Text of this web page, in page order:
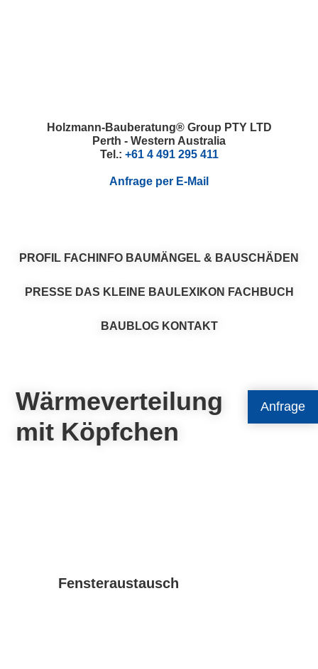
Anfrage
Holzmann-Bauberatung® Group PTY LTD
Perth - Western Australia
Tel.: +61 4 491 295 411
Anfrage per E-Mail
PROFIL FACHINFO BAUMÄNGEL & BAUSCHÄDEN
PRESSE DAS KLEINE BAULEXIKON FACHBUCH
BAUBLOG KONTAKT
Wärmeverteilung
mit Köpfchen
Fensteraustausch